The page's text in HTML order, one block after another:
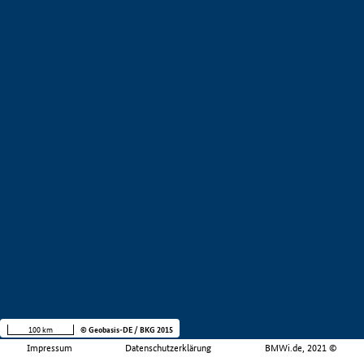
Impressum Datenschutzerklärung BMWi.de, 2021 ©
100 km © Geobasis-DE / BKG 2015